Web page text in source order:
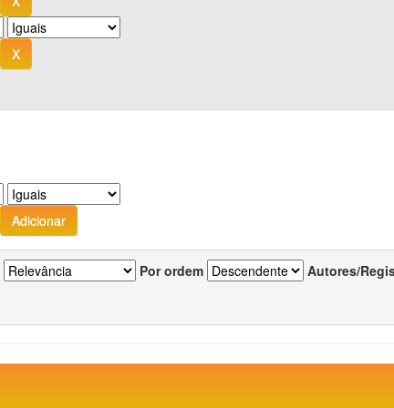
Por ordem Autores/